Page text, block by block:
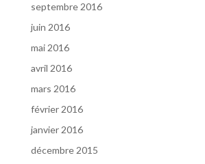
septembre 2016
juin 2016
mai 2016
avril 2016
mars 2016
février 2016
janvier 2016
décembre 2015